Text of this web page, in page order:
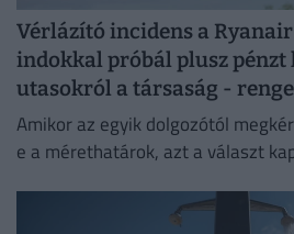
Vérlázító incidens a
indokkal próbál plusz pénzt
utasokról a társaság -
Amikor az egyik dolgozótól
e a mérethatárok, azt a választ